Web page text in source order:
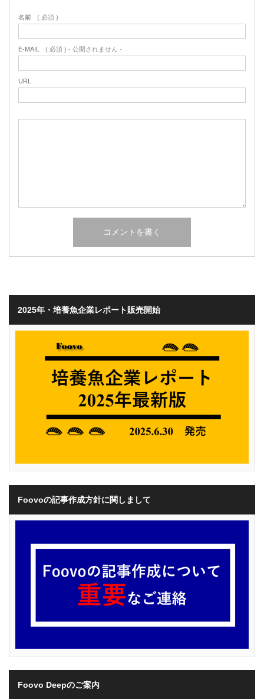
名前 ( 必須 )
E-MAIL ( 必須 ) - 公開されません -
URL
2025年・培養魚企業レポート販売開始
Foovoの記事作成方針に関しまして
Foovo Deepのご案内